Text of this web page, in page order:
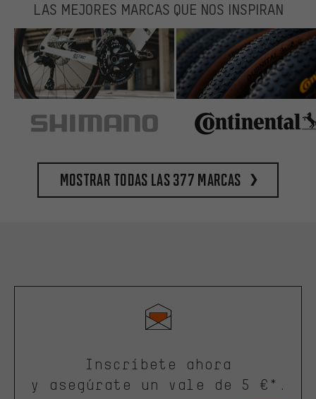
LAS MEJORES MARCAS QUE NOS INSPIRAN
Mostrar todas las 377 marcas
Inscríbete ahora
y asegúrate un vale de 5 €*.